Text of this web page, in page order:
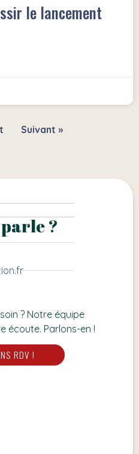
le lancement
Suivant »
?
? Notre équipe
écoute. Parlons-en !
RDV !